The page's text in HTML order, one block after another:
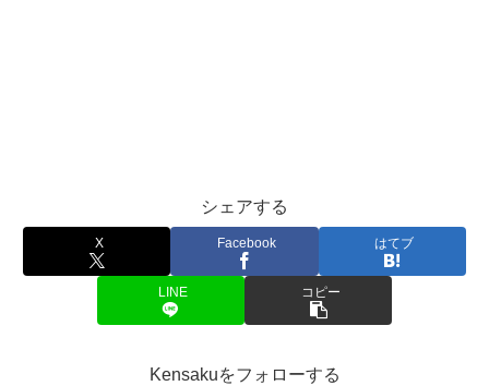
シェアする
X Facebook はてブ
LINE コピー
Kensakuをフォローする